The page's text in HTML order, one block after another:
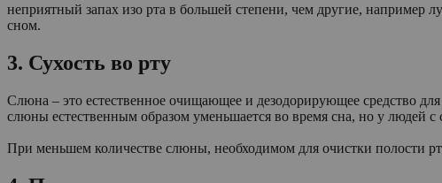
неприятный запах изо рта в большей степени, чем другие, например
сном.
3. Сухость во рту
Слюна – это естественное очищающее и дезодорирующее средство
слюны естественным образом уменьшается во время сна, но у людей
При меньшем количестве слюны, необходимом для очистки полости